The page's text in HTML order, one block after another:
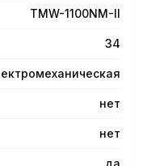
Grab'n Go".
TMW-1100NM-II
34
нет
нет
да